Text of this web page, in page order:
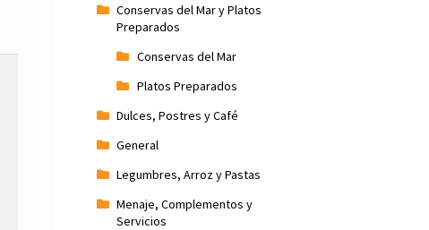
Conservas del Mar y Platos
Preparados
Conservas del Mar
Platos Preparados
Dulces, Postres y Café
General
Legumbres, Arroz y Pastas
Menaje, Complementos y
Servicios